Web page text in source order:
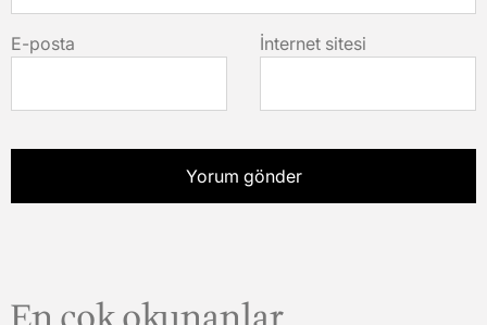
E-posta İnternet sitesi